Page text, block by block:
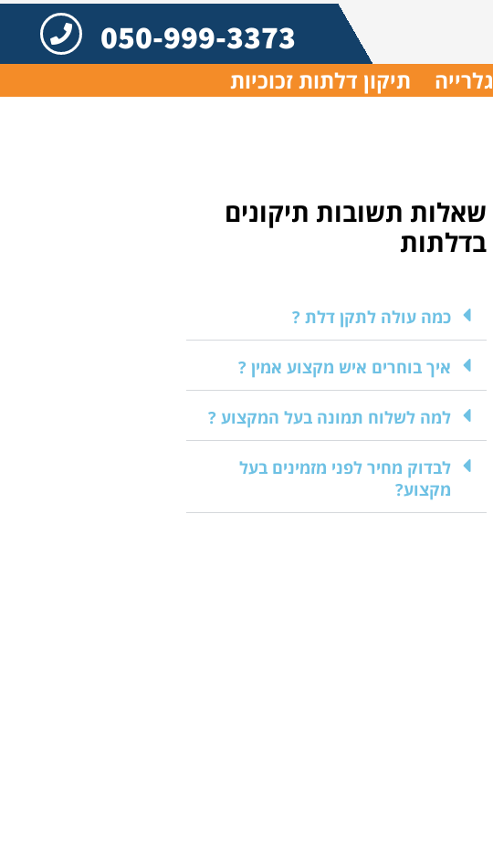
050-999-3373
גלרייה תיקון דלתות זכוכיות
שאלות תשובות תיקונים
בדלתות
כמה עולה לתקן דלת ?
איך בוחרים איש מקצוע אמין ?
למה לשלוח תמונה בעל המקצוע ?
לבדוק מחיר לפני מזמינים בעל
מקצוע?